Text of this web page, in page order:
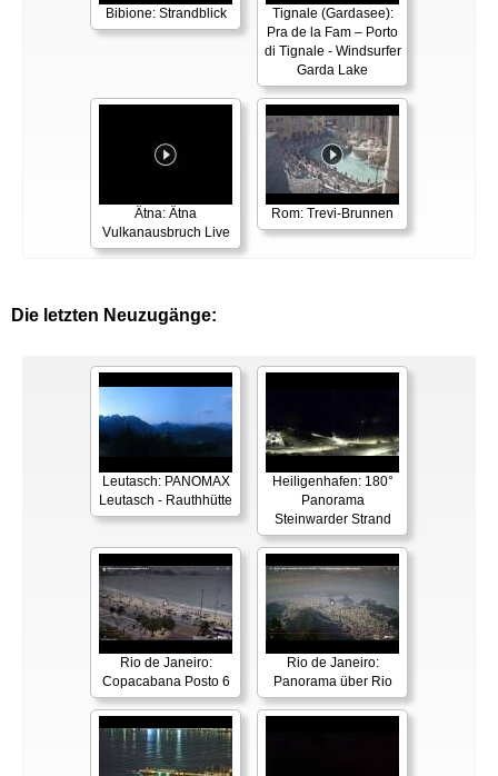
Bibione: Strandblick
Tignale (Gardasee):
Pra de la Fam – Porto
di Tignale - Windsurfer
Garda Lake
Ätna: Ätna
Vulkanausbruch Live
Rom: Trevi-Brunnen
Die letzten Neuzugänge:
Leutasch: PANOMAX
Leutasch - Rauthhütte
Heiligenhafen: 180°
Panorama
Steinwarder Strand
Rio de Janeiro:
Copacabana Posto 6
Rio de Janeiro:
Panorama über Rio